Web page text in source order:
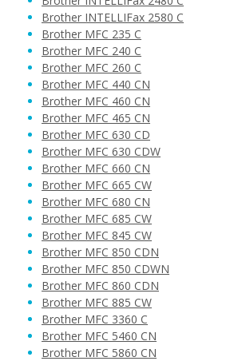
14,90 €
Originálna náplň Brother
(Azúrová)
Originálna náplň
14,90 €
Pridať do košíka
Brother INTELLIFax 2580 C
Brother MFC 235 C
Brother MFC 240 C
Brother MFC 260 C
Brother MFC 440 CN
Brother MFC 460 CN
Brother MFC 465 CN
Brother MFC 630 CD
Brother MFC 630 CDW
Brother MFC 660 CN
Brother MFC 665 CW
Brother MFC 680 CN
Brother MFC 685 CW
Brother MFC 845 CW
Brother MFC 850 CDN
Brother MFC 850 CDWN
Brother MFC 860 CDN
Brother MFC 885 CW
Brother MFC 3360 C
Brother MFC 5460 CN
Brother MFC 5860 CN